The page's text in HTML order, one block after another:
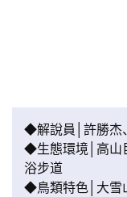
◆解說員│許勝杰
◆生態環境│高山
浴步道
◆鳥類特色│大雪